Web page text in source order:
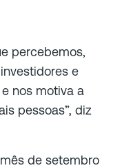
percebemos,
e
nos motiva a
pessoas”, diz
de setembro